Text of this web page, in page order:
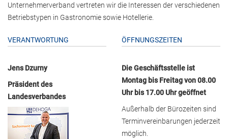
Unternehmerverband vertreten wir die Interessen der verschiedenen
Betriebstypen in Gastronomie sowie Hotellerie.
VERANTWORTUNG
Jens Dzurny
Präsident des
Landesverbandes
ÖFFNUNGSZEITEN
Die Geschäftsstelle ist
Montag bis Freitag von 08.00
Uhr bis 17.00 Uhr geöffnet
Außerhalb der Bürozeiten sind
Terminvereinbarungen jederzeit
möglich.